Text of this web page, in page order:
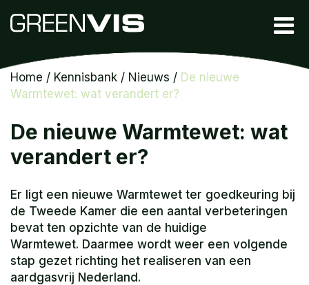
Home / Kennisbank / Nieuws / De nieuwe
Warmtewet: wat verandert er?
De nieuwe Warmtewet: wat
verandert er?
Er ligt een nieuwe Warmtewet ter goedkeuring bij
de Tweede Kamer die een aantal verbeteringen
bevat ten opzichte van de huidige
Warmtewet. Daarmee wordt weer een volgende
stap gezet richting het realiseren van een
aardgasvrij Nederland.